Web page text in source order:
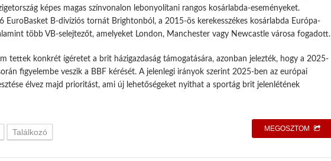
képes magas színvonalon lebonyolítani rangos kosárlabda-eseményeket.
EuroBasket B-divíziós tornát Brightonból, a 2015-ös kerekesszékes kosárlabda Európa-
több VB-selejtezőt, amelyeket London, Manchester vagy Newcastle városa fogadott.
tettek konkrét ígéretet a brit házigazdaság támogatására, azonban jelezték, hogy a 2025-
figyelembe veszik a BBF kérését. A jelenlegi irányok szerint 2025-ben az európai
élvez majd prioritást, ami új lehetőségeket nyithat a sportág brit jelenlétének
Találkozó MEGOSZTOM